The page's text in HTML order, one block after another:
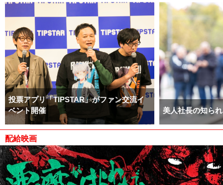
投票アプリ「TIPSTAR」がファン交流イ
ベント開催
美人社長の知ら
配給映画